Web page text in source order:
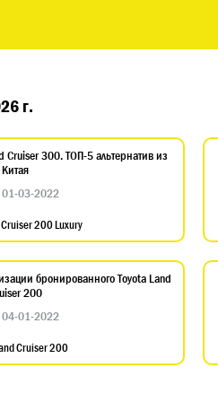
г.
Cruiser 300. ТОП-5 альтернатив из
Китая
03-2022
200 Luxury
бронированного Toyota Land
200
01-2022
Cruiser 200